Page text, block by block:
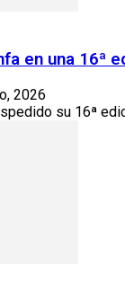
en una
2026
su 16ª